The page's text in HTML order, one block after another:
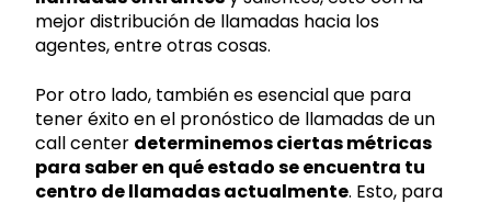
mejor distribución de llamadas hacia los
agentes, entre otras cosas.
Por otro lado, también es esencial que para
tener éxito en el pronóstico de llamadas de un
call center determinemos ciertas métricas
para saber en qué estado se encuentra tu
centro de llamadas actualmente. Esto, para